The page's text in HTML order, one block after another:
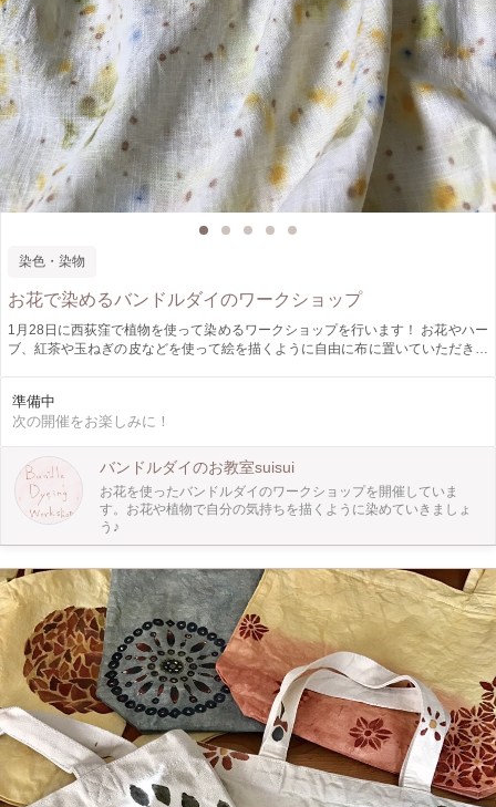
染色・染物
お花で染めるバンドルダイのワークショップ
1月28日に西荻窪で植物を使って染めるワークショップを行います！ お花やハー
ブ、紅茶や玉ねぎの皮などを使って絵を描くように自由に布に置いていただき、
す。 (エコバックをお選びの方には、最後ビーズのチャームをお一つ選んでいた
だけます)
準備中
次の開催をお楽しみに！
バンドルダイのお教室suisui
お花を使ったバンドルダイのワークショップを開催していま
す。お花や植物で自分の気持ちを描くように染めていきましょ
う♪